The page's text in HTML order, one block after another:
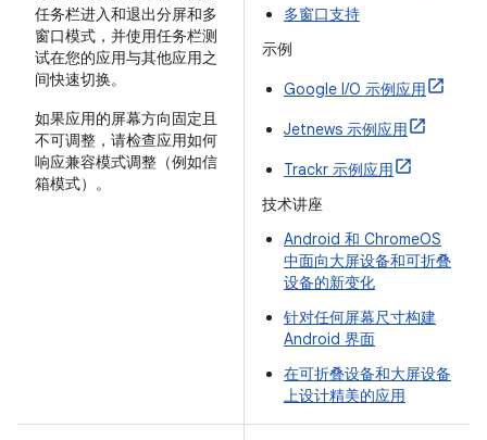
任务栏进入和退出分屏和多
窗口模式，并使用任务栏测
试在您的应用与其他应用之
间快速切换。
如果应用的屏幕方向固定且
不可调整，请检查应用如何
响应兼容模式调整（例如信
箱模式）。
多窗口支持
示例
Google I/O 示例应用
Jetnews 示例应用
Trackr 示例应用
技术讲座
Android 和 ChromeOS
中面向大屏设备和可折叠
设备的新变化
针对任何屏幕尺寸构建
Android 界面
在可折叠设备和大屏设备
上设计精美的应用